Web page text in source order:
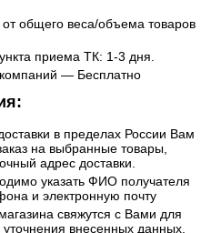
общего веса/объема товаров
приема ТК: 1-3 дня.
— Бесплатно
в пределах России Вам
на выбранные товары,
адрес доставки.
указать ФИО получателя
и электронную почту
свяжутся с Вами для
уточнения внесенных данных.